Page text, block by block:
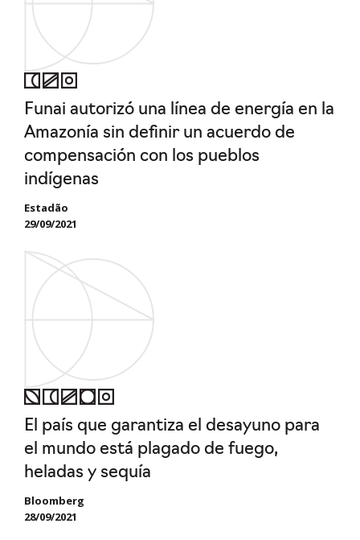
Funai autorizó una línea de energía en la
Amazonía sin definir un acuerdo de
compensación con los pueblos
indígenas
Estadão
29/09/2021
El país que garantiza el desayuno para
el mundo está plagado de fuego,
heladas y sequía
Bloomberg
28/09/2021